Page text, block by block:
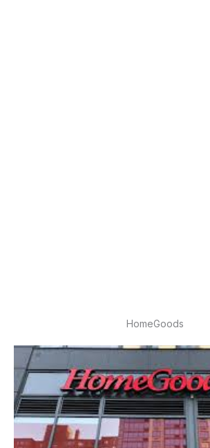
HomeGoods